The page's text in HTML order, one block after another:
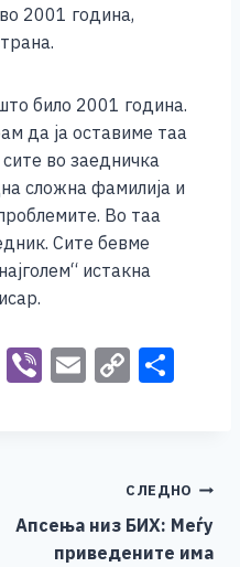
2001 година,
било 2001 година.
да ја оставиме таа
во заедничка
сложна фамилија и
Во таа
Сите бевме
истакна
W
A
p
Vi E C
Li
n
СЛЕДНО
Апсења низ БИХ: Меѓу
приведените има